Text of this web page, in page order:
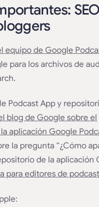
equipo de Google
para los archivos de
Podcast App y
blog de Google sobre el
aplicación Google
la pregunta “¿Cómo
de la aplicación
para editores de